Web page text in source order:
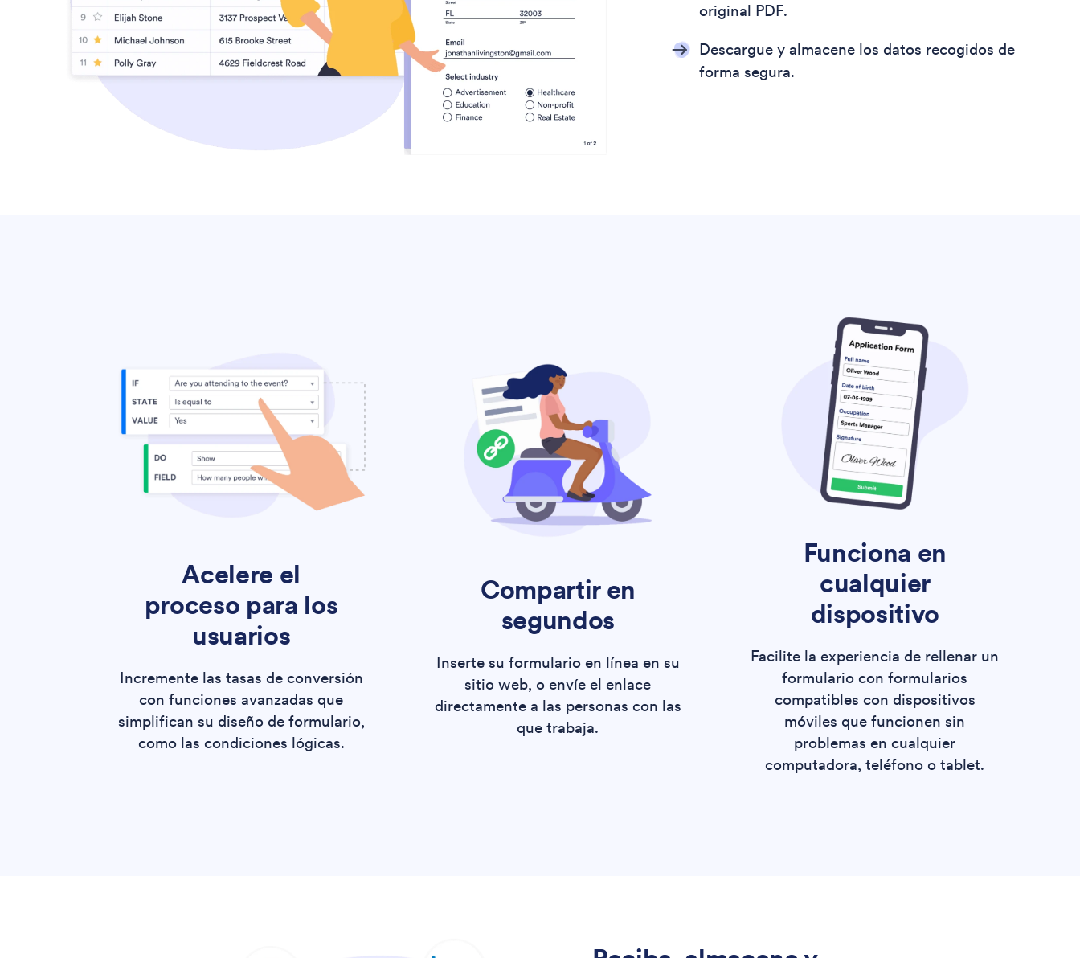
original PDF.
Descargue y almacene los datos recogidos de
forma segura.
Acelere el
proceso para los
usuarios
Incremente las tasas de conversión
con funciones avanzadas que
simplifican su diseño de formulario,
como las condiciones lógicas.
Compartir en
segundos
Inserte su formulario en línea en su
sitio web, o envíe el enlace
directamente a las personas con las
que trabaja.
Funciona en
cualquier
dispositivo
Facilite la experiencia de rellenar un
formulario con formularios
compatibles con dispositivos
móviles que funcionen sin
problemas en cualquier
computadora, teléfono o tablet.